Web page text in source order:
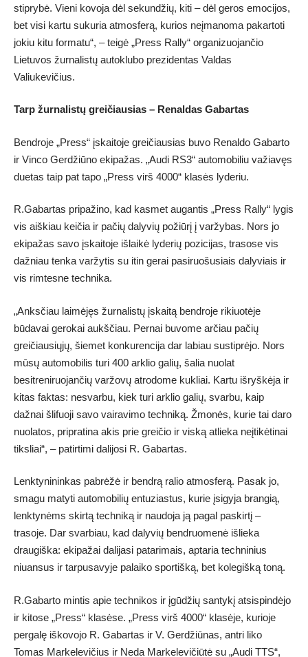
stiprybė. Vieni kovoja dėl sekundžių, kiti – dėl geros emocijos,
bet visi kartu sukuria atmosferą, kurios neįmanoma pakartoti
jokiu kitu formatu“, – teigė „Press Rally“ organizuojančio
Lietuvos žurnalistų autoklubo prezidentas Valdas
Valiukevičius.
Tarp žurnalistų greičiausias – Renaldas Gabartas
Bendroje „Press“ įskaitoje greičiausias buvo Renaldo Gabarto
ir Vinco Gerdžiūno ekipažas. „Audi RS3“ automobiliu važiavęs
duetas taip pat tapo „Press virš 4000“ klasės lyderiu.
R.Gabartas pripažino, kad kasmet augantis „Press Rally“ lygis
vis aiškiau keičia ir pačių dalyvių požiūrį į varžybas. Nors jo
ekipažas savo įskaitoje išlaikė lyderių pozicijas, trasose vis
dažniau tenka varžytis su itin gerai pasiruošusiais dalyviais ir
vis rimtesne technika.
„Anksčiau laimėjęs žurnalistų įskaitą bendroje rikiuotėje
būdavai gerokai aukščiau. Pernai buvome arčiau pačių
greičiausiųjų, šiemet konkurencija dar labiau sustiprėjo. Nors
mūsų automobilis turi 400 arklio galių, šalia nuolat
besitreniruojančių varžovų atrodome kukliai. Kartu išryškėja ir
kitas faktas: nesvarbu, kiek turi arklio galių, svarbu, kaip
dažnai šlifuoji savo vairavimo techniką. Žmonės, kurie tai daro
nuolatos, pripratina akis prie greičio ir viską atlieka neįtikėtinai
tiksliai“, – patirtimi dalijosi R. Gabartas.
Lenktynininkas pabrėžė ir bendrą ralio atmosferą. Pasak jo,
smagu matyti automobilių entuziastus, kurie įsigyja brangią,
lenktynėms skirtą techniką ir naudoja ją pagal paskirtį –
trasoje. Dar svarbiau, kad dalyvių bendruomenė išlieka
draugiška: ekipažai dalijasi patarimais, aptaria techninius
niuansus ir tarpusavyje palaiko sportišką, bet kolegišką toną.
R.Gabarto mintis apie technikos ir įgūdžių santykį atsispindėjo
ir kitose „Press“ klasėse. „Press virš 4000“ klasėje, kurioje
pergalę iškovojo R. Gabartas ir V. Gerdžiūnas, antri liko
Tomas Markelevičius ir Neda Markelevičiūtė su „Audi TTS“,